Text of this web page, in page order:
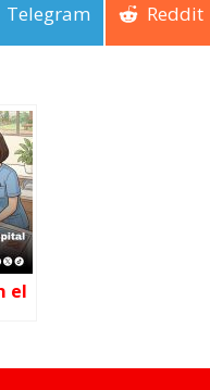
Telegram Reddit
el